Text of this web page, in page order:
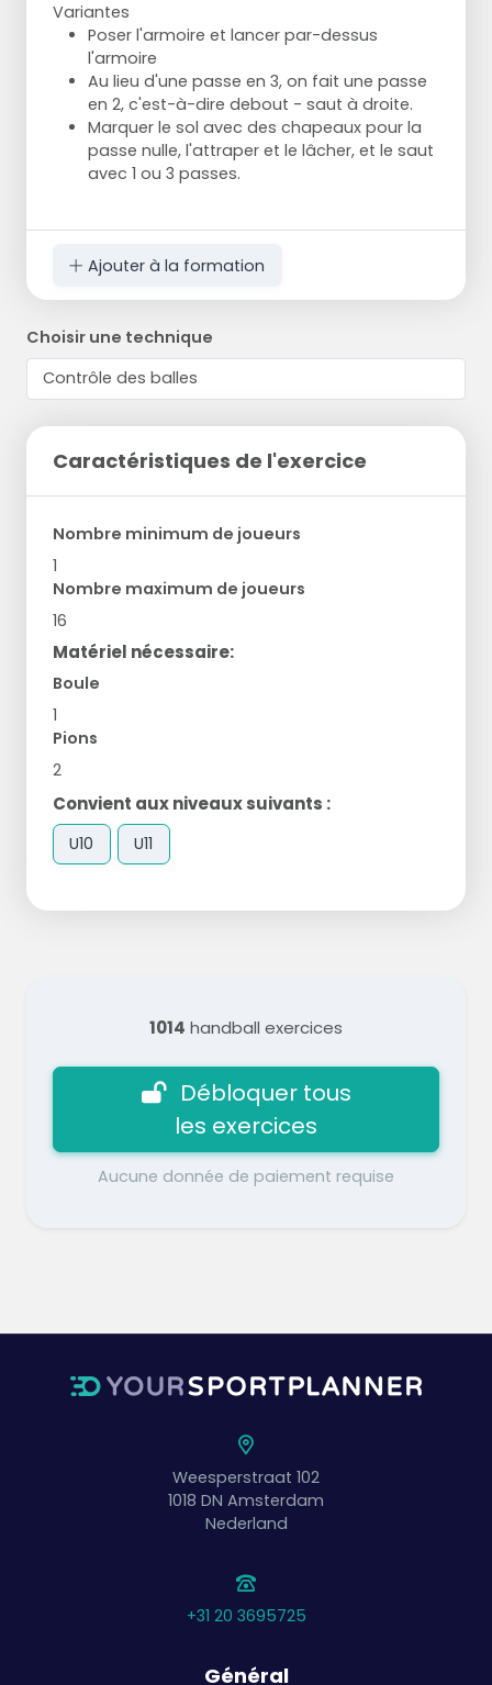
Variantes
Poser l'armoire et lancer par-dessus
l'armoire
Au lieu d'une passe en 3, on fait une passe
en 2, c'est-à-dire debout - saut à droite.
Marquer le sol avec des chapeaux pour la
passe nulle, l'attraper et le lâcher, et le saut
avec 1 ou 3 passes.
Ajouter à la formation
Choisir une technique
Caractéristiques de l'exercice
Nombre minimum de joueurs
1
Nombre maximum de joueurs
16
Matériel nécessaire:
Boule
1
Pions
2
Convient aux niveaux suivants :
U10 U11
1014 handball exercices
Débloquer tous
les exercices
Aucune donnée de paiement requise
Weesperstraat 102
1018 DN Amsterdam
Nederland
+31 20 3695725
Général